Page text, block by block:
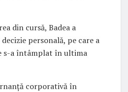
din cursă, Badea a
personală, pe care a
s-a întâmplat în ultima
corporativă în